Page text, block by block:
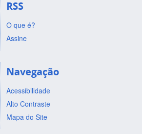
RSS
O que é?
Assine
Navegação
Acessibilidade
Alto Contraste
Mapa do Site